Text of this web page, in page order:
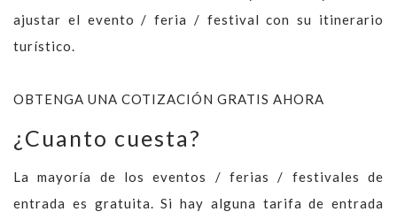
ajustar el evento / feria / festival con su itinerario
turístico.
OBTENGA UNA COTIZACIÓN GRATIS AHORA
¿Cuanto cuesta?
La mayoría de los eventos / ferias / festivales de
entrada es gratuita. Si hay alguna tarifa de entrada